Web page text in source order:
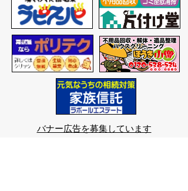
バナー広告を募集しています